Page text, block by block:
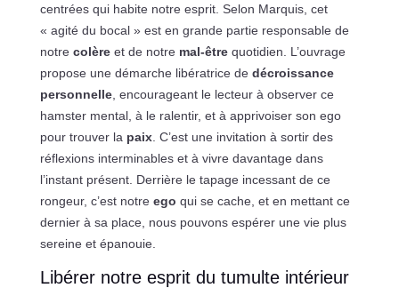
centrées qui habite notre esprit. Selon Marquis, cet
« agité du bocal » est en grande partie responsable de
notre colèreet de notre mal-êtrequotidien. L’ouvrage
propose une démarche libératrice de décroissance
personnelle, encourageant le lecteur à observer ce
hamster mental, à le ralentir, et à apprivoiser son ego
pour trouver la paix. C’est une invitation à sortir des
réflexions interminables et à vivre davantage dans
l’instant présent. Derrière le tapage incessant de ce
rongeur, c’est notre ego qui se cache, et en mettant ce
dernier à sa place, nous pouvons espérer une vie plus
sereine et épanouie.
Libérer notre esprit du tumulte intérieur